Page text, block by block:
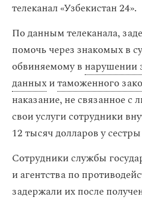
телеканал «Узбекистан 24».
По данным телеканала,
помочь через знакомых в
обвиняемому в нарушении
данныхитаможенного
наказание, не связанное
свои услуги сотрудники
12 тысяч долларов у
Cотрудники службы
и агентства по
задержали их после